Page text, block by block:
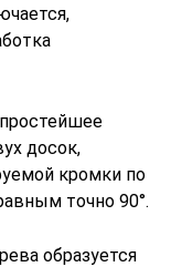
досок,
кромки по
точно 90°.
образуется